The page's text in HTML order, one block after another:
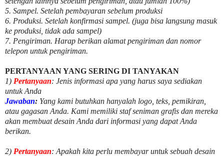
5. Sampel. Setelah pembayaran sebelum produksi
6. Produksi. Setelah konfirmasi sampel. (juga bisa langsung masuk
ke produksi, tidak ada sampel)
7. Pengiriman. Harap berikan alamat pengiriman dan nomor
telepon untuk pengiriman.
PERTANYAAN YANG SERING DI TANYAKAN
1) Pertanyaan: Jenis informasi apa yang harus saya sediakan
untuk Anda
Jawaban: Yang kami butuhkan hanyalah logo, teks, pemikiran,
atau gagasan Anda. Kami memiliki staf seniman grafis dan mereka
akan membuat desain Anda dari informasi yang dapat Anda
berikan.
2) Pertanyaan: Apakah kita perlu membayar untuksebuah desain